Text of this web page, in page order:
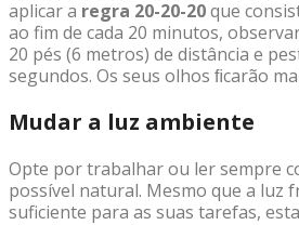
aplicar a regra 20-20-20que
ao fim de cada 20 minutos,
20 pés (6 metros) de distância e
segundos. Os seus olhos ﬁcarão
Mudar a luz ambiente
Opte por trabalhar ou ler sempre
possível natural. Mesmo que a luz
suficiente para as suas tarefas,